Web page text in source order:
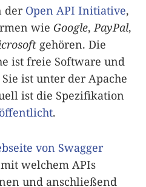
der Open API Initiative,
wie Google,PayPal,
gehören. Die
ist freie Software und
Sie ist unter der Apache
ist die Spezifikation
.
von Swagger
welchem APIs
und anschließend